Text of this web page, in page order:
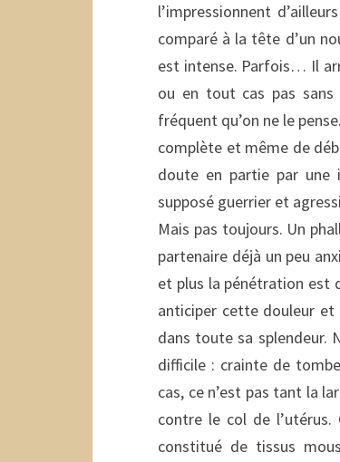
l’impressionnent
comparé à la tête d’un
est intense. Parfois… Il
ou en tout cas pas sans
fréquent qu’on ne le
complète et même de
doute en partie par une
supposé guerrier et
Mais pas toujours. Un
partenaire déjà un peu
et plus la pénétration est
anticiper cette douleur et
dans toute sa splendeur.
difficile : crainte de
cas, ce n’est pas tant la
contre le col de
constitué de tissus